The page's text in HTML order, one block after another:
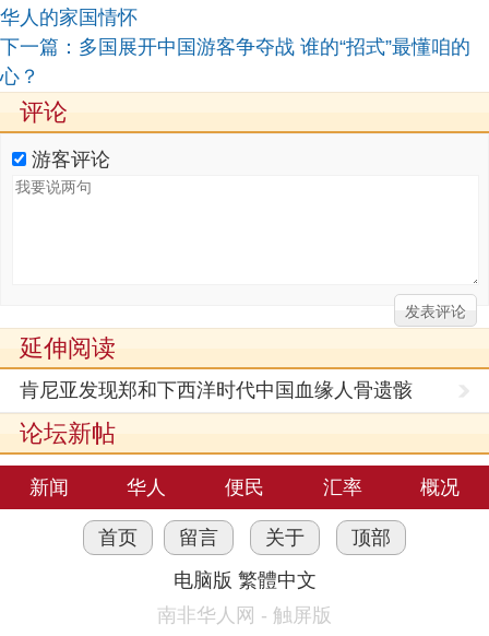
华人的家国情怀
下一篇： 多国展开中国游客争夺战 谁的“招式”最懂咱的
心？
评论
游客评论
延伸阅读
肯尼亚发现郑和下西洋时代中国血缘人骨遗骸
论坛新帖
新闻 华人 便民 汇率 概况
首页 留言 关于
顶部
电脑版 繁體中文
南非华人网 - 触屏版